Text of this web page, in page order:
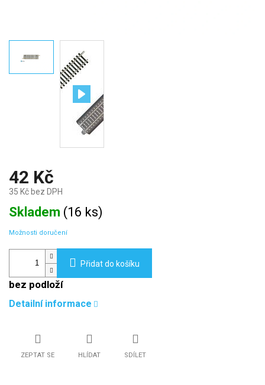
42 Kč
35 Kč bez DPH
Měrná
cena:
Skladem (16 ks)
Možnosti doručení
Přidat do košíku
bez podloží
Detailní informace
ZEPTAT SE HLÍDAT SDÍLET